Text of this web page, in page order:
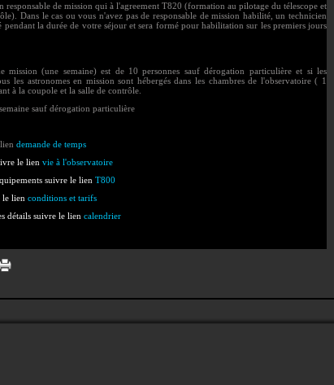
responsable de mission qui à l'agreement T820 (formation au pilotage du télescope et
Dans le cas ou vous n'avez pas de responsable de mission habilité, un technicien
pendant la durée de votre séjour et sera formé pour habilitation sur les premiers jours
(une semaine) est de 10 personnes sauf dérogation particulière et si les
les astronomes en mission sont hébergés dans les chambres de l'observatoire ( 1
à la coupole et la salle de contrôle.
sauf dérogation particulière
demande de temps
le lien vie à l'observatoire
suivre le lien T800
le lien conditions et tarifs
détails suivre le lien calendrier